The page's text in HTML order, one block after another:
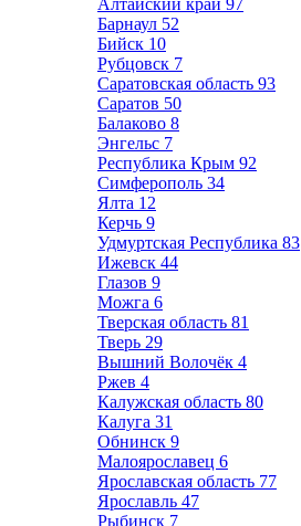
Алтайский край 97
Барнаул 52
Бийск 10
Рубцовск 7
Саратовская область 93
Саратов 50
Балаково 8
Энгельс 7
Республика Крым 92
Симферополь 34
Ялта 12
Керчь 9
Удмуртская Республика 83
Ижевск 44
Глазов 9
Можга 6
Тверская область 81
Тверь 29
Вышний Волочёк 4
Ржев 4
Калужская область 80
Калуга 31
Обнинск 9
Малоярославец 6
Ярославская область 77
Ярославль 47
Рыбинск 7